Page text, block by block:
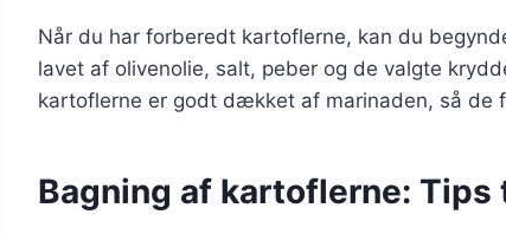
Når du har forberedt kartoflerne, kan du
lavet af olivenolie, salt, peber og de valgte
kartoflerne er godt dækket af marinaden, så de
Bagning af kartoflerne: